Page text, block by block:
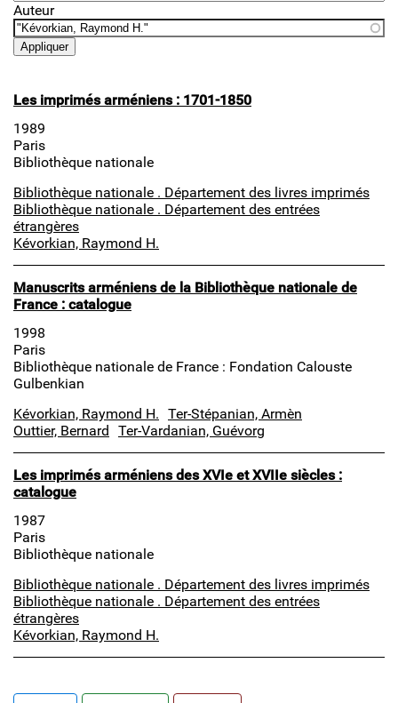
Auteur
Les imprimés arméniens : 1701-1850
1989
Paris
Bibliothèque nationale
Bibliothèque nationale . Département des livres imprimés
Bibliothèque nationale . Département des entrées
étrangères
Kévorkian, Raymond H.
Manuscrits arméniens de la Bibliothèque nationale de
France : catalogue
1998
Paris
Bibliothèque nationale de France : Fondation Calouste
Gulbenkian
Kévorkian, Raymond H. Ter-Stépanian, Armèn
Outtier, Bernard Ter-Vardanian, Guévorg
Les imprimés arméniens des XVIe et XVIIe siècles :
catalogue
1987
Paris
Bibliothèque nationale
Bibliothèque nationale . Département des livres imprimés
Bibliothèque nationale . Département des entrées
étrangères
Kévorkian, Raymond H.